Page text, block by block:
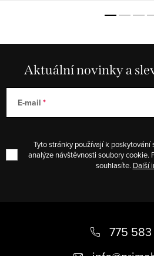
Aktuální novinky a
E-mail
Tyto stránky používají k
analýze návštěvnosti soubory cookie.
souhlasíte. Další
775 583